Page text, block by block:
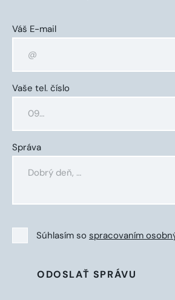
Váš E-mail
Vaše tel. číslo
Správa
Súhlasím so spracovaním
ODOSLAŤ SPRÁVU